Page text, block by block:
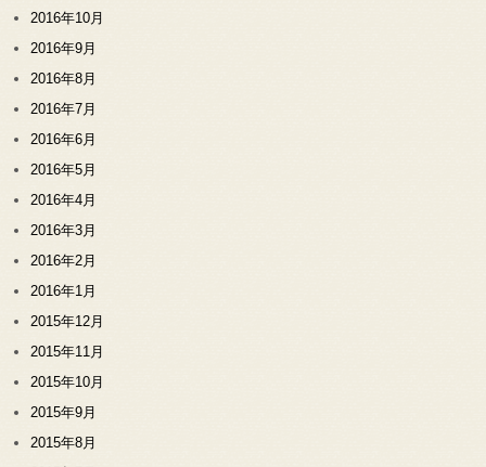
2016年10月
2016年9月
2016年8月
2016年7月
2016年6月
2016年5月
2016年4月
2016年3月
2016年2月
2016年1月
2015年12月
2015年11月
2015年10月
2015年9月
2015年8月